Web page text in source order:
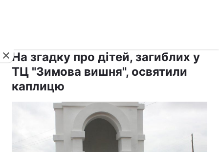
На згадку про дітей, загиблих у
ТЦ "Зимова вишня", освятили
каплицю